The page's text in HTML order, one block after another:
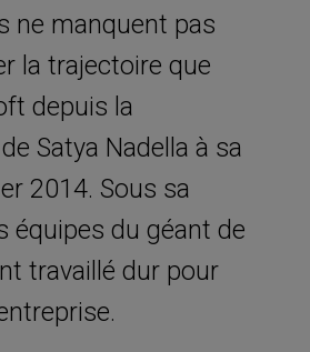
ne manquent pas
la trajectoire que
depuis la
Satya Nadella à sa
2014. Sous sa
équipes du géant de
travaillé dur pour